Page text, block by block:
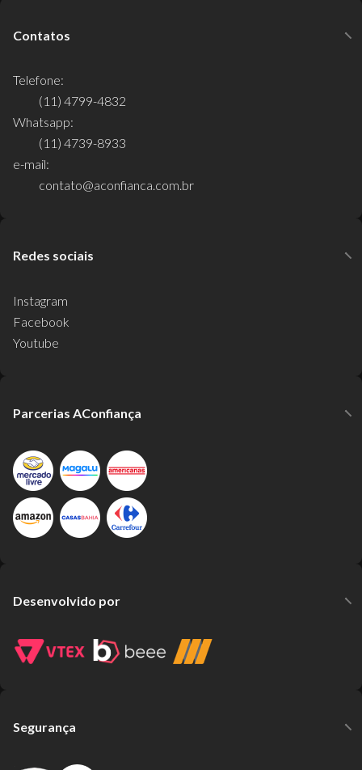
Contatos
Telefone:
(11) 4799-4832
Whatsapp:
(11) 4739-8933
e-mail:
contato@aconfianca.com.br
Redes sociais
Instagram
Facebook
Youtube
Parcerias AConfiança
Desenvolvido por
Segurança